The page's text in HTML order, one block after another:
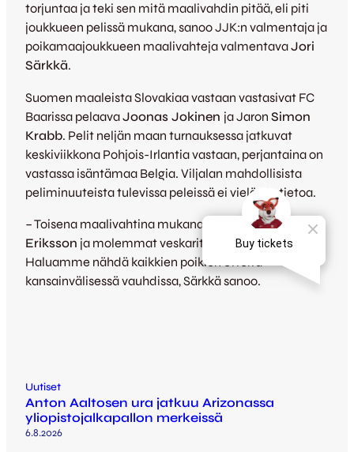
torjuntaa ja teki sen mitä maalivahdin pitää, eli piti
joukkueen pelissä mukana, sanoo JJK:n valmentaja ja
poikamaajoukkueen maalivahteja valmentavaJori
Särkkä.
Suomen maaleista Slovakiaa vastaan vastasivat FC
Baarissa pelaavaJoonas Jokinen ja Jaron Simon
Krabb. Pelit neljän maan turnauksessa jatkuvat
keskiviikkona Pohjois-Irlantia vastaan, perjantaina on
vastassa isäntämaa Belgia. Viljalan mahdollisista
peliminuuteista tulevissa peleissä ei vielä ole tietoa.
– Toisena maalivahtina mukana on HJK:nSaku
Eriksson ja molemmat veskarit tulevat pelaamaan.
Haluamme nähdä kaikkien poikien otteita
kansainvälisessä vauhdissa, Särkkä sanoo.
Uutiset
Anton Aaltosen ura jatkuu Arizonassa
yliopistojalkapallon merkeissä
6.8.2026